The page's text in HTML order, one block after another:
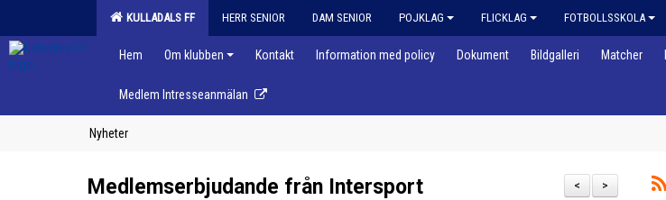
KULLADALS FF HERR SENIOR DAM SENIOR POJKLAG FLICKLAG FOTBOLLSSKOLA
Hem Om klubben Kontakt Information med policy Dokument Bildgalleri Matcher
Medlem Intresseanmälan
Nyheter
>
<
Medlemserbjudande från Intersport